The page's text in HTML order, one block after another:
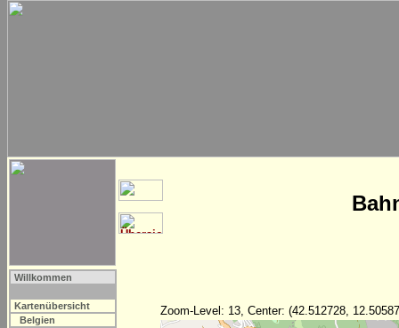
Willkommen
Kartenübersicht
Belgien
Zoom-Level: 13, Center: (42.512728,